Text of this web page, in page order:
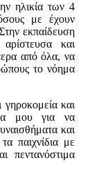
ηλικία των 4
με έχουν
εκπαίδευση
και
από όλα, να
το νόημα
γηροκομεία και
μου για να
και
παιχνίδια με
πεντανόστιμα